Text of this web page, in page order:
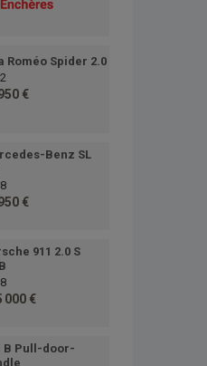
Roméo Spider 2.0
€
Benz SL
€
911 2.0 S
000 €
B Pull-door-